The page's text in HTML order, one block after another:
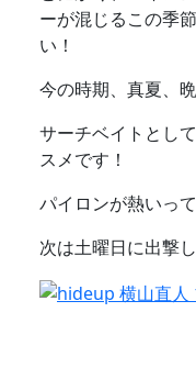
ーが混じるこの季
い！
今の時期、真夏、
サーチベイトとし
スメです！
パイロンが熱いっ
次は土曜日に出撃